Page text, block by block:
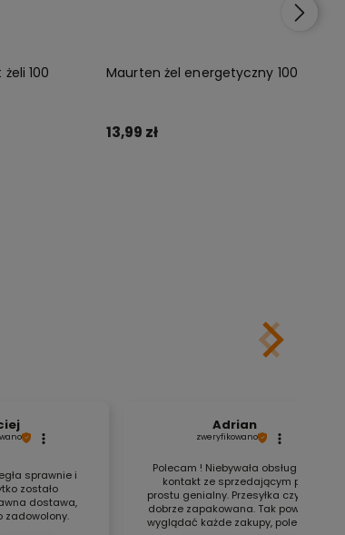
100 Maurten żel energetyczny 100
13,99 zł
sprawnie i
zostało
dostawa,
zadowolony.
Adrian
zweryfikowano
Polecam ! Niebywała obsługa, a
kontakt ze sprzedającym po
prostu genialny. Przesyłka czysta i
dobrze zapakowana. Tak powinny
wyglądać każde zakupy, polecam.